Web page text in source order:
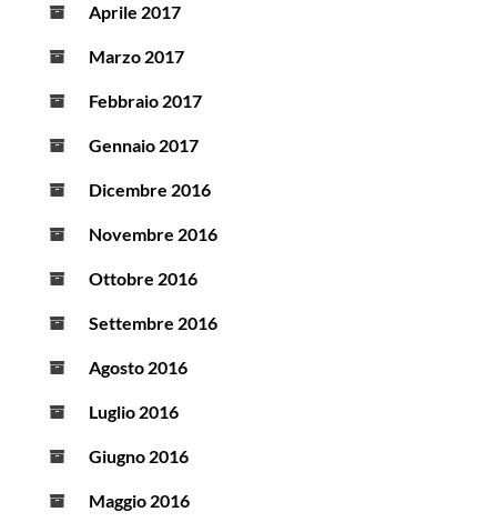
Aprile 2017
Marzo 2017
Febbraio 2017
Gennaio 2017
Dicembre 2016
Novembre 2016
Ottobre 2016
Settembre 2016
Agosto 2016
Luglio 2016
Giugno 2016
Maggio 2016